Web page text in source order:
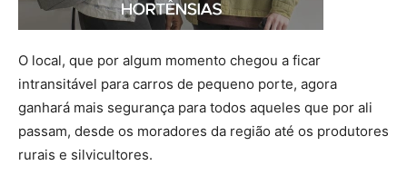
O local, que por algum momento chegou a ficar
intransitável para carros de pequeno porte, agora
ganhará mais segurança para todos aqueles que por ali
passam, desde os moradores da região até os produtores
rurais e silvicultores.